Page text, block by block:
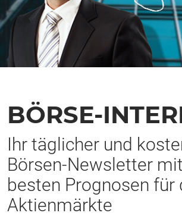
BÖRSE-
Ihr täglicher und
Börsen-Newsletter
besten Prognosen für
Aktienmärkte